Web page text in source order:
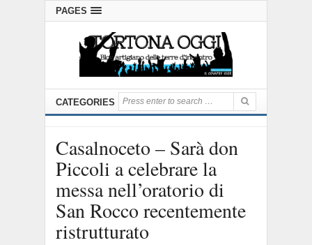
PAGES
CATEGORIES
Casalnoceto – Sarà don
Piccoli a celebrare la
messa nell’oratorio di
San Rocco recentemente
ristrutturato